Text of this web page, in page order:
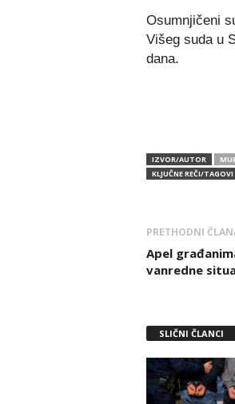
Osumnjičeni
Višeg suda u
dana.
IZVOR/AUTOR
KLJUČNE REČI/TAGOVI
PRETHODNI
Apel
vanredne
SLIČNI ČLANCI